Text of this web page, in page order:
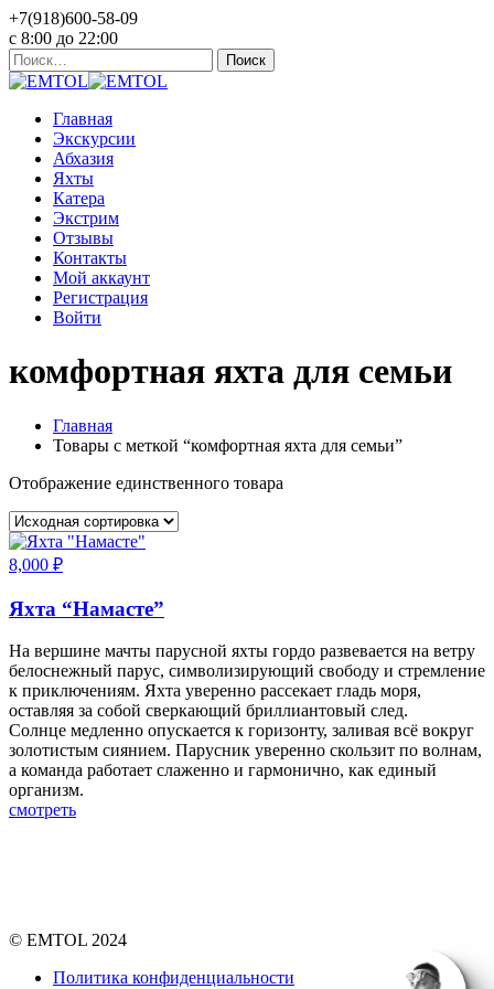
+7(918)600-58-09
c 8:00 до 22:00
Найти:
Главная
Экскурсии
Абхазия
Яхты
Катера
Экстрим
Отзывы
Контакты
Мой аккаунт
Регистрация
Войти
комфортная яхта для семьи
Главная
Товары с меткой “комфортная яхта для семьи”
Отображение единственного товара
8,000 ₽
Яхта “Намасте”
На вершине мачты парусной яхты гордо развевается на ветру
белоснежный парус, символизирующий свободу и стремление
к приключениям. Яхта уверенно рассекает гладь моря,
оставляя за собой сверкающий бриллиантовый след.
Солнце медленно опускается к горизонту, заливая всё вокруг
золотистым сиянием. Парусник уверенно скользит по волнам,
а команда работает слаженно и гармонично, как единый
организм.
смотреть
© EMTOL 2024
Политика конфиденциальности